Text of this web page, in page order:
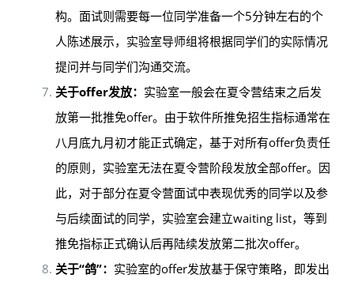
构。面试则需要每一位同学准备一个5分钟左右的个
人陈述展示，实验室导师组将根据同学们的实际情况
提问并与同学们沟通交流。
关于offer发放： 实验室一般会在夏令营结束之后发
放第一批推免offer。由于软件所推免招生指标通常在
八月底九月初才能正式确定，基于对所有offer负责任
的原则，实验室无法在夏令营阶段发放全部offer。因
此，对于部分在夏令营面试中表现优秀的同学以及参
与后续面试的同学，实验室会建立waiting list，等到
推免指标正式确认后再陆续发放第二批次offer。
关于“鸽”： 实验室的offer发放基于保守策略，即发出